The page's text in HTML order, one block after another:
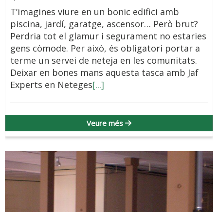
T’imagines viure en un bonic edifici amb
piscina, jardí, garatge, ascensor… Però brut?
Perdria tot el glamur i segurament no estaries
gens còmode. Per això, és obligatori portar a
terme un servei de neteja en les comunitats.
Deixar en bones mans aquesta tasca amb Jaf
Experts en Neteges[...]
Veure més